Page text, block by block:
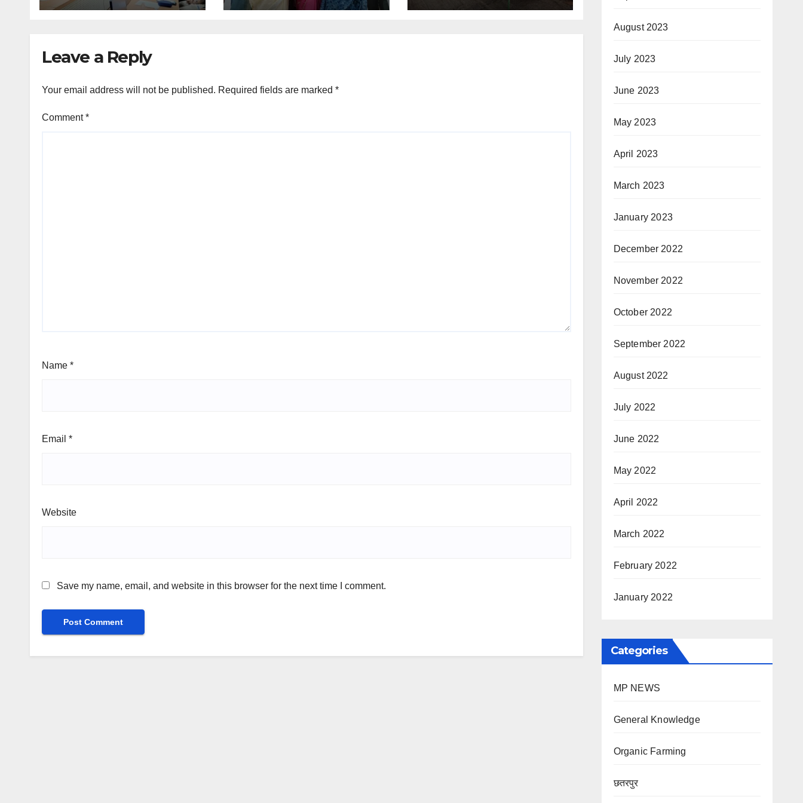
Leave a Reply
Your email address will not be published. Required fields are marked *
Comment*
Name *
Email *
Website
Save my name, email, and website in this browser for the next time I comment.
August 2023
July 2023
June 2023
May 2023
April 2023
March 2023
January 2023
December 2022
November 2022
October 2022
September 2022
August 2022
July 2022
June 2022
May 2022
April 2022
March 2022
February 2022
January 2022
Categories
MP NEWS
General Knowledge
Organic Farming
छतरपुर